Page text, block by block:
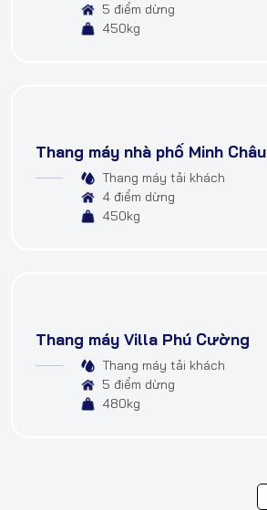
5 điểm dừng
450kg
Thang máy nhà phố Minh Châu
Thang máy tải khách
4 điểm dừng
450kg
Thang máy Villa Phú Cường
Thang máy tải khách
5 điểm dừng
480kg